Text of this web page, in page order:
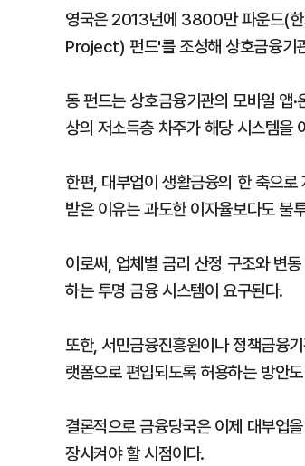
영국은 2013년에 3800만 파운드(
Project) 펀드'를 조성해 상호금융기
동 펀드는 상호금융기관의 모바일 앱
상의 저소득층 차주가 해당 시스템을
한편, 대부업이 생활금융의 한 축으
받은 이유는 과도한 이자율보다도 불
이로써, 업체별 금리 산정 구조와 변
하는 투명 금융 시스템이 요구된다.
또한, 서민금융진흥원이나 정책금융
랫폼으로 편입되도록 허용하는 방안
결론적으로 금융당국은 이제 대부업
장시켜야 할 시점이다.